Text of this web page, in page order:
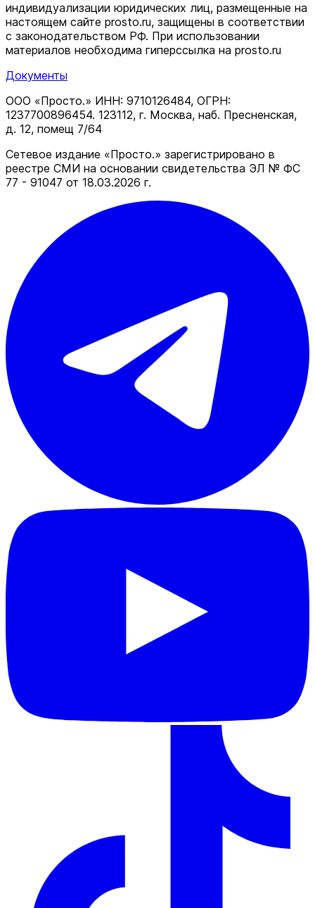
индивидуализации юридических лиц, размещенные на
настоящем сайте prosto.ru, защищены в соответствии
c законодательством РФ. При использовании
материалов необходима гиперссылка на prosto.ru
Документы
ООО «Просто.» ИНН: 9710126484, ОГРН:
1237700896454. 123112, г. Москва, наб. Пресненская,
д. 12, помещ 7/64
Сетевое издание «Просто.» зарегистрировано в
реестре СМИ на основании свидетельства ЭЛ № ФС
77 - 91047 от 18.03.2026 г.